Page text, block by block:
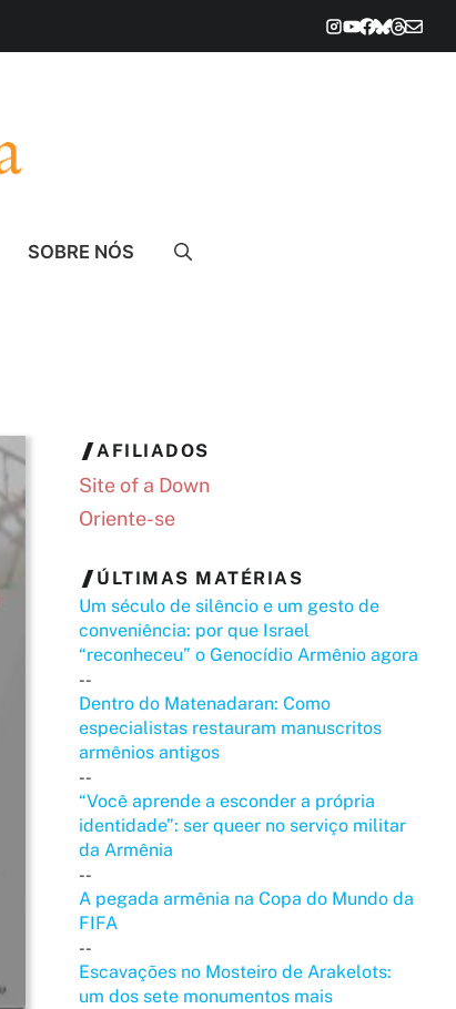
SOBRE NÓS
AFILIADOS
Site of a Down
Oriente-se
ÚLTIMAS MATÉRIAS
Um século de silêncio e um gesto de
conveniência: por que Israel
“reconheceu” o Genocídio Armênio agora
--
Dentro do Matenadaran: Como
especialistas restauram manuscritos
armênios antigos
--
“Você aprende a esconder a própria
identidade”: ser queer no serviço militar
da Armênia
--
A pegada armênia na Copa do Mundo da
FIFA
--
Escavações no Mosteiro de Arakelots:
um dos sete monumentos mais